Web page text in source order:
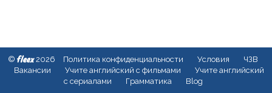
© fleex2026 Политика конфиденциальности Условия
ЧЗВ
Вакансии
Учите английский с фильмами
Учите английский
с сериалами
Грамматика Blog